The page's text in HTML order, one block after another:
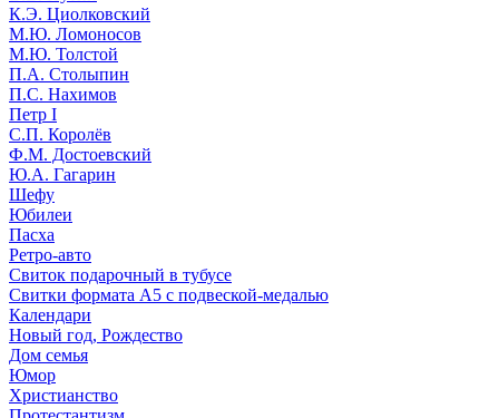
К.Э. Циолковский
М.Ю. Ломоносов
М.Ю. Толстой
П.А. Столыпин
П.С. Нахимов
Петр I
С.П. Королёв
Ф.М. Достоевский
Ю.А. Гагарин
Шефу
Юбилеи
Пасха
Ретро-авто
Свиток подарочный в тубусе
Свитки формата А5 с подвеской-медалью
Календари
Новый год, Рождество
Дом семья
Юмор
Христианство